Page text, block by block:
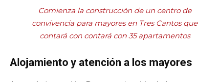
Comienza la construcción de un centro de
convivencia para mayores en Tres Cantos que
contará con contará con 35 apartamentos
Alojamiento y atención a los mayores